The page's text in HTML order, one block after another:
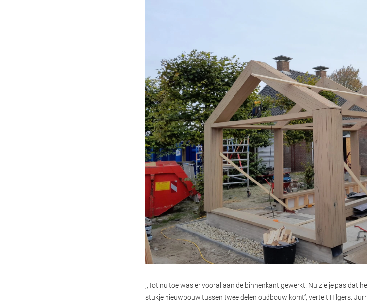
,,Tot nu toe was er vooral aan de binnenkant gewerkt. Nu zie je pas dat
stukje nieuwbouw tussen twee delen oudbouw komt’’, vertelt Hilgers.